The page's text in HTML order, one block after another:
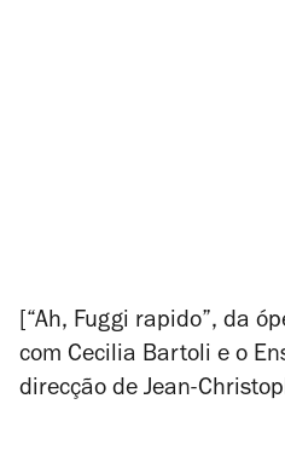
[“Ah, Fuggi rapido”, da
com Cecilia Bartoli e o
direcção de Jean-